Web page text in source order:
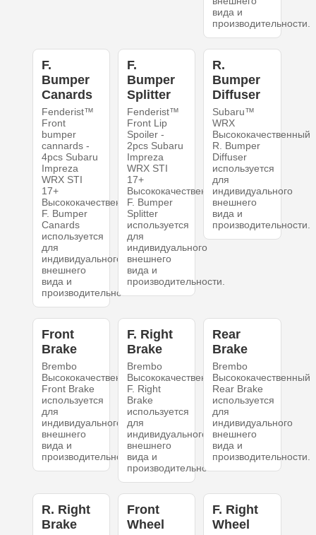
вида и
производительности.
F.
Bumper
Canards
Fenderist™
Front
bumper
cannards -
4pcs Subaru
Impreza
WRX STI
17+
Высококачественный
F. Bumper
Canards
используется
для
индивидуального
внешнего
вида и
производительности.
F.
Bumper
Splitter
Fenderist™
Front Lip
Spoiler -
2pcs Subaru
Impreza
WRX STI
17+
Высококачественный
F. Bumper
Splitter
используется
для
индивидуального
внешнего
вида и
производительности.
R.
Bumper
Diffuser
Subaru™
WRX
Высококачественный
R. Bumper
Diffuser
используется
для
индивидуального
внешнего
вида и
производительности.
Front
Brake
Brembo
Высококачественный
Front Brake
используется
для
индивидуального
внешнего
вида и
производительности.
F. Right
Brake
Brembo
Высококачественный
F. Right
Brake
используется
для
индивидуального
внешнего
вида и
производительности.
Rear
Brake
Brembo
Высококачественный
Rear Brake
используется
для
индивидуального
внешнего
вида и
производительности.
R. Right
Brake
Front
Wheel
F. Right
Wheel